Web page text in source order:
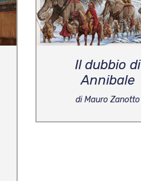
Il dubbio di
Annibale
di Mauro Zanotto